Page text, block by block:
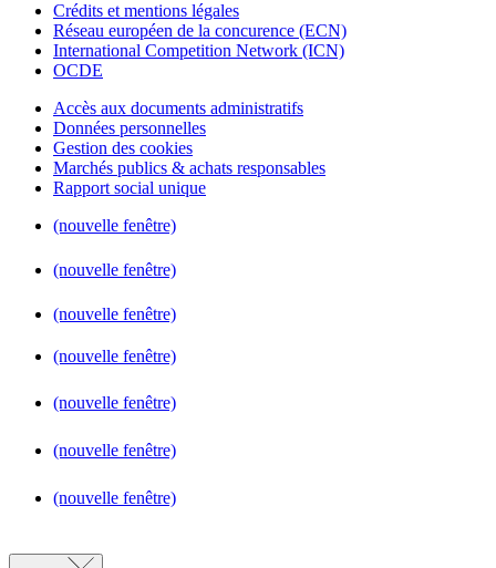
Crédits et mentions légales
Réseau européen de la concurence (ECN)
International Competition Network (ICN)
OCDE
Accès aux documents administratifs
Données personnelles
Gestion des cookies
Marchés publics & achats responsables
Rapport social unique
(nouvelle fenêtre)
(nouvelle fenêtre)
(nouvelle fenêtre)
(nouvelle fenêtre)
(nouvelle fenêtre)
(nouvelle fenêtre)
(nouvelle fenêtre)